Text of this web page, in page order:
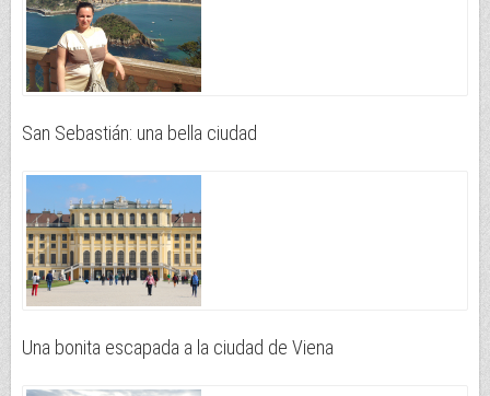
San Sebastián: una bella ciudad
Una bonita escapada a la ciudad de Viena